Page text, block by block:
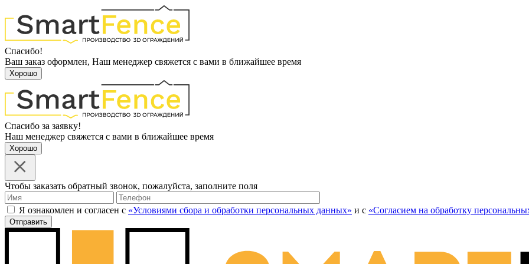
Спасибо!
Ваш заказ оформлен, Наш менеджер свяжется с вами в ближайшее время
Хорошо
Спасибо за заявку!
Наш менеджер свяжется с вами в ближайшее время
Хорошо
Чтобы заказать обратный звонок, пожалуйста, заполните поля
Я ознакомлен и согласен с «Условиями сбора и обработки персональных данных» и с «Согласием на обработку
Отправить